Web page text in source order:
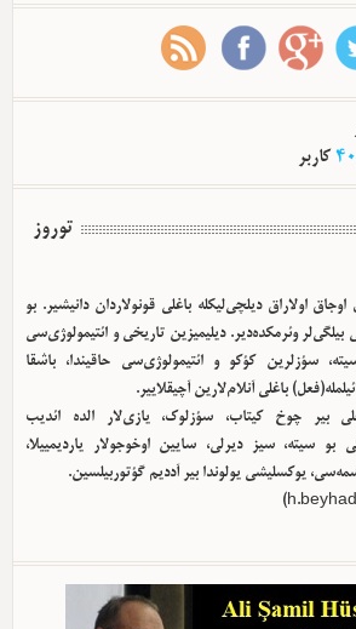
کاربر
توروز
اولا‌راق دیلچی‌لیکله باغلی قونولاردان دانیشیر. بو
بیلگی‌لر وئرمکده‌دیر. دیلیمیزین تاریخی و ائتیمولوژی‌سی
سؤزلرین کؤکو و ائتیمولوژی‌سی حاقیندا، باشقا
باغلی آنلام‌لارین آچیقلاییر.
بیر چوخ کیتاب، سؤزلوک، یازی‌لار الده ائدیب
بو سیته، سیز دیرلی، سایین اوخوجولار یاردیمییلا،
یوکسلیشی یولوندا بیر آددیم گؤتوربیلسین.
)